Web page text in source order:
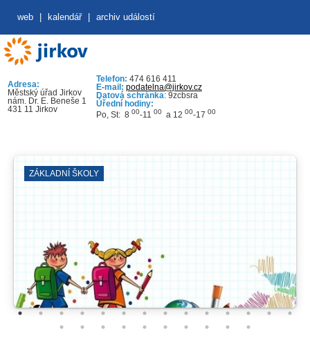
web kalendář archiv událostí
Adresa:
Městský úřad Jirkov
nám. Dr. E. Beneše 1
431 11 Jirkov
Telefon: 474 616 411
E-mail: podatelna@jirkov.cz
Datová schránka: 9zcbsra
Úřední hodiny:
Po, St: 8 00-11 00 a 12 00-17 00
ZÁKLADNÍ ŠKOLY